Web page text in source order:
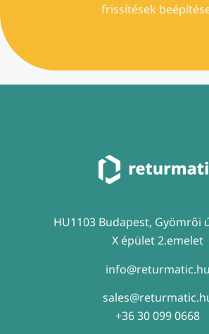
frissítések
HU1103 Budapest, Gyömrői
X épület 2.emelet
info@returmatic.hu
+36 30 099 0668